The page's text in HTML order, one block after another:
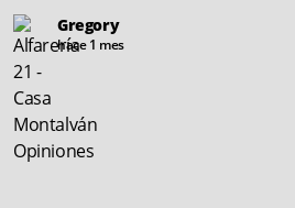
Gregory
hace 1 mes